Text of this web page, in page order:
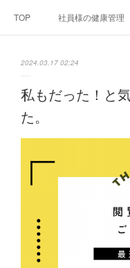
TOP 社員様の健康管理
2024.03.17 02:24
私もだった！と
た。